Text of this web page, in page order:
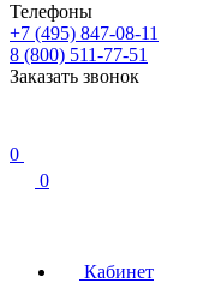
Телефоны
+7 (495) 847-08-11
8 (800) 511-77-51
Заказать звонок
0
0
Кабинет